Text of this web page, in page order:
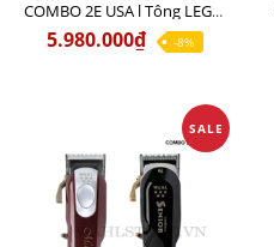
COMBO 2E USA l Tông LEGEND PRO LI + Tông MAGIC CLIP
5.980.000₫ -8%
SALE